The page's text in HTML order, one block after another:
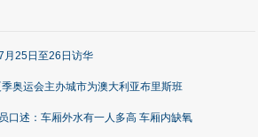
月25日至26日访华
奥运会主办城市为澳大利亚布里斯班
口述：车厢外水有一人多高 车厢内缺氧